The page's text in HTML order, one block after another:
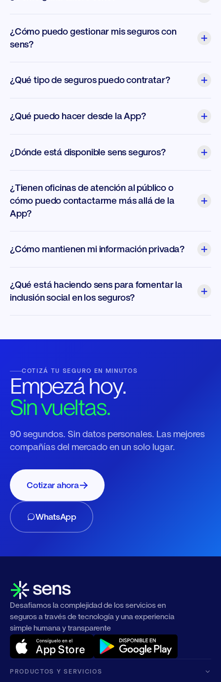
¿Cómo puedo gestionar mis seguros con
sens?
¿Qué tipo de seguros puedo contratar?
¿Qué puedo hacer desde la App?
¿Dónde está disponible sens seguros?
¿Tienen oficinas de atención al público o
cómo puedo contactarme más allá de la
App?
¿Cómo mantienen mi información privada?
¿Qué está haciendo sens para fomentar la
inclusión social en los seguros?
COTIZÁ TU SEGURO EN MINUTOS
Empezá hoy.
Sin vueltas.
90 segundos. Sin datos personales. Las mejores
compañías del mercado en un solo lugar.
Cotizar ahora
WhatsApp
Desafiamos la complejidad de los servicios en
seguros a través de tecnología y una experiencia
simple humana y transparente
PRODUCTOS Y SERVICIOS